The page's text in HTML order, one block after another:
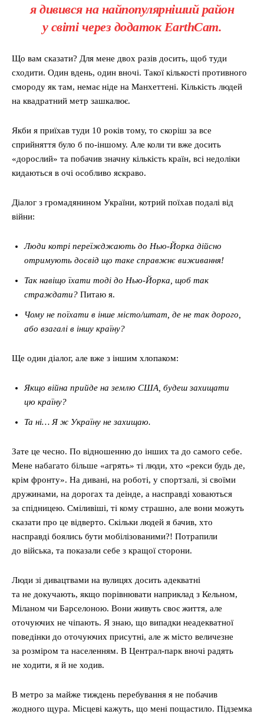
я дивився на найпопулярніший район
у світі через додаток EarthCam.
Що вам сказати? Для мене двох разів досить, щоб туди
сходити. Один вдень, один вночі. Такої кількості противного
смороду як там, немає ніде на Манхеттені. Кількість людей
на квадратний метр зашкалює.
Якби я приїхав туди 10 років тому, то скоріш за все
сприйняття було б по-іншому. Але коли ти вже досить
«дорослий» та побачив значну кількість країн, всі недоліки
кидаються в очі особливо яскраво.
Діалог з громадянином України, котрий поїхав подалі від
війни:
Люди котрі переїжджають до Нью-Йорка дійсно
отримують досвід що таке справжнє виживання!
Так навіщо їхати тоді до Нью-Йорка, щоб так
страждати? Питаю я.
Чому не поїхати в інше місто/штат, де не так дорого,
або взагалі в іншу країну?
Ще один діалог, але вже з іншим хлопаком:
Якщо війна прийде на землю США, будеш захищати
цю країну?
Та ні… Я ж Україну не захищаю.
Зате це чесно. По відношенню до інших та до самого себе.
Мене набагато більше «агрять» ті люди, хто «рекси будь де,
крім фронту». На дивані, на роботі, у спортзалі, зі своїми
дружинами, на дорогах та деінде, а насправді ховаються
за спідницею. Сміливіші, ті кому страшно, але вони можуть
сказати про це відверто. Скільки людей я бачив, хто
насправді боялись бути мобілізованими?! Потрапили
до війська, та показали себе з кращої сторони.
Люди зі дивацтвами на вулицях досить адекватні
та не докучають, якщо порівнювати наприклад з Кельном,
Міланом чи Барселоною. Вони живуть своє життя, але
оточуючих не чіпають. Я знаю, що випадки неадекватної
поведінки до оточуючих присутні, але ж місто величезне
за розміром та населенням. В Централ-парк вночі радять
не ходити, я й не ходив.
В метро за майже тиждень перебування я не побачив
жодного щура. Місцеві кажуть, що мені пощастило. Підземка